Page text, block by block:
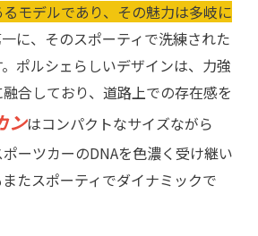
モデルであり、その魅力は多岐に
に、そのスポーティで洗練された
ポルシェらしいデザインは、力強
合しており、道路上での存在感を
ンはコンパクトなサイズながら
ーツカーのDNAを色濃く受け継い
たスポーティでダイナミックで